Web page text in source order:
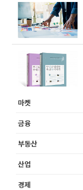
마켓
금융
부동산
산업
경제